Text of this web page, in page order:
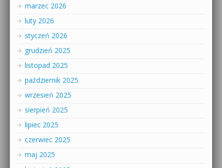
marzec 2026
luty 2026
styczeń 2026
grudzień 2025
listopad 2025
październik 2025
wrzesień 2025
sierpień 2025
lipiec 2025
czerwiec 2025
maj 2025